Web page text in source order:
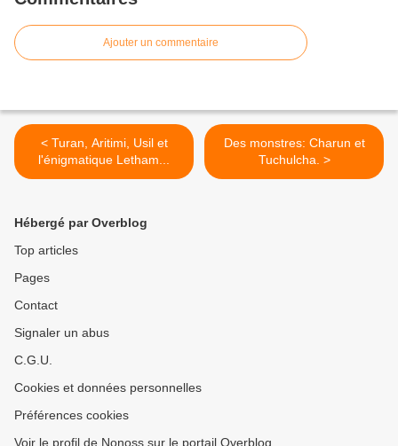
Ajouter un commentaire
< Turan, Aritimi, Usil et
l'énigmatique Letham...
Des monstres: Charun et
Tuchulcha. >
Hébergé par Overblog
Top articles
Pages
Contact
Signaler un abus
C.G.U.
Cookies et données personnelles
Préférences cookies
Voir le profil de Nonoss sur le portail Overblog